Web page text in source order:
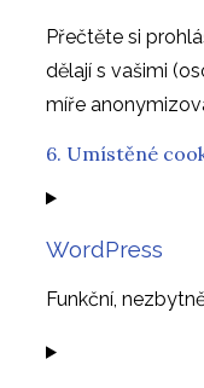
Přečtěte si
dělají s vašimi
míře
6. Umístěné
WordPress
Funkční,
Consent